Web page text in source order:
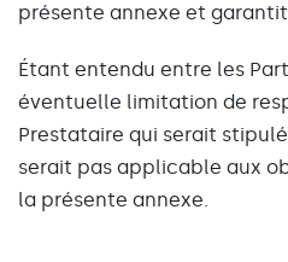
présente annexe et
Étant entendu entre les
éventuelle limitation de
Prestataire qui serait
serait pas applicable aux
la présente annexe.